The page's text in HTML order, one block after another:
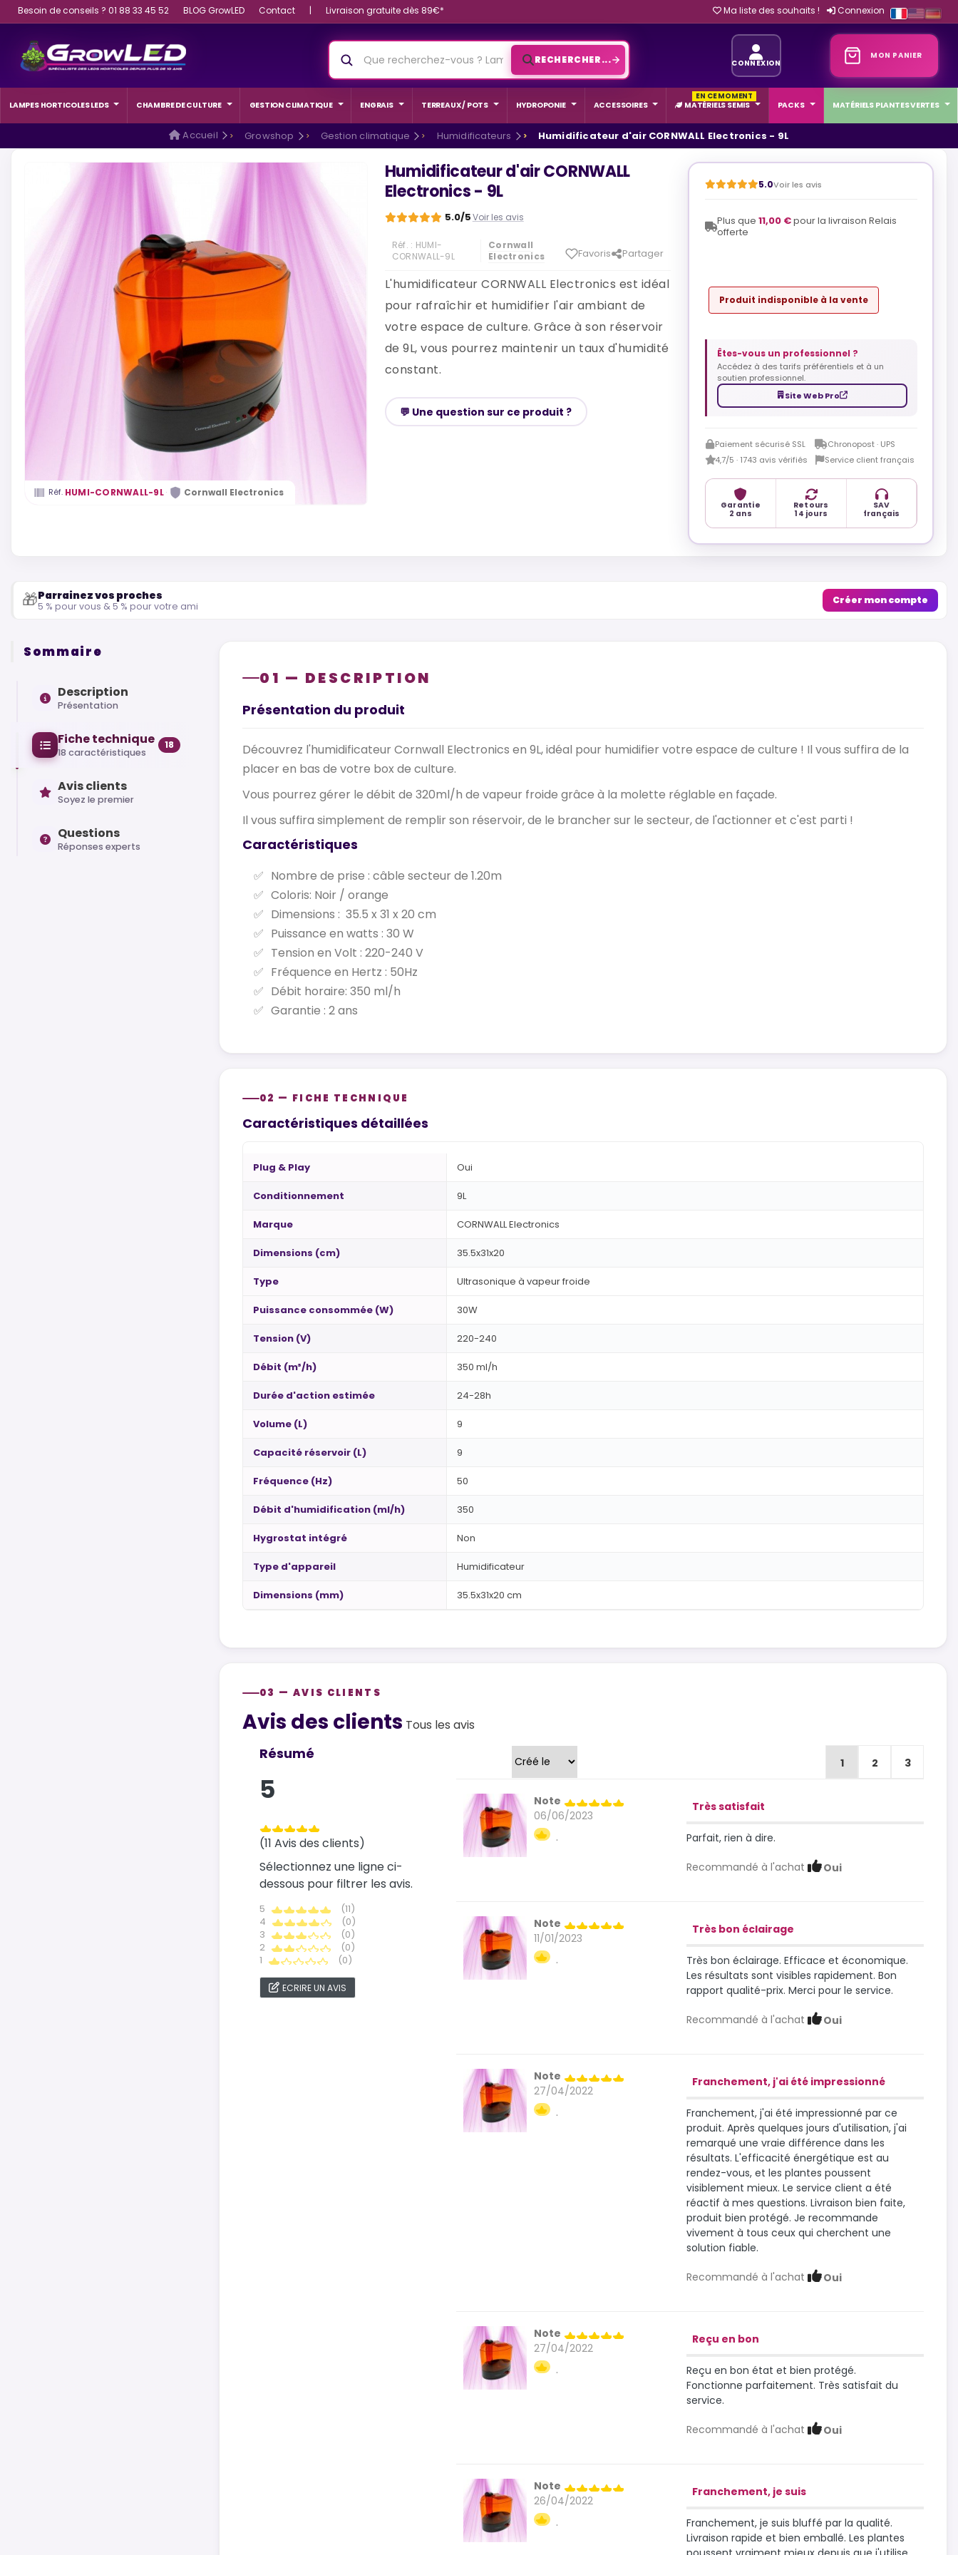
Besoin de conseils ? 01 88 33 45 52 BLOG GrowLED Contact | Livraison gratuite dès 89€* Connexion
Ma liste des souhaits !
MON PANIER
RECHERCHER... CONNEXION
LAMPES HORTICOLES LEDS CHAMBRE DE CULTURE GESTION CLIMATIQUE ENGRAIS TERREAUX / POTS HYDROPONIE ACCESSOIRES MATÉRIELS SEMIS
EN CE MOMENT
PACKS
MATÉRIELS PLANTES VERTES
Accueil Growshop Gestion climatique Humidificateurs Humidificateur d'air CORNWALL Electronics - 9L
Réf. HUMI-CORNWALL-9L· Cornwall Electronics
Humidificateur d'air CORNWALL
Electronics - 9L
5.0/5Voir les avis
Réf. : HUMI-
CORNWALL-9L
Cornwall
Electronics
Favoris Partager
L'humidificateur CORNWALL Electronics est idéal
pour rafraîchir et humidifier l'air ambiant de
votre espace de culture. Grâce à son réservoir
de 9L, vous pourrez maintenir un taux d'humidité
constant.
💬 Une question sur ce produit ?
5.0Voir les avis
Plus que 11,00 €pour la livraison Relais
offerte
Produit indisponible à la vente
Êtes-vous un professionnel ?
Accédez à des tarifs préférentiels et à un
soutien professionnel.
Site Web Pro
Paiement sécurisé SSL
Chronopost · UPS
4,7/5 · 1743 avis vérifiés
Service client français
Garantie
2 ans
Retours
14 jours
SAV
français
🎁Parrainez vos proches
5 % pour vous & 5 % pour votre ami Créer mon compte
Sommaire
Description
Présentation
Fiche technique
18 caractéristiques
18
Avis clients
Soyez le premier
Questions
Réponses experts
01 — DESCRIPTION
Présentation du produit
Découvrez l'humidificateur Cornwall Electronics en 9L, idéal pour humidifier votre espace de culture ! Il vous suffira de la
placer en bas de votre box de culture.
Vous pourrez gérer le débit de 320ml/h de vapeur froide grâce à la molette réglable en façade.
Il vous suffira simplement de remplir son réservoir, de le brancher sur le secteur, de l'actionner et c'est parti !
Caractéristiques
Nombre de prise : câble secteur de 1.20m
Coloris: Noir / orange
Dimensions : 35.5 x 31 x 20 cm
Puissance en watts : 30 W
Tension en Volt : 220-240 V
Fréquence en Hertz : 50Hz
Débit horaire: 350 ml/h
Garantie : 2 ans
02 — FICHE TECHNIQUE
Caractéristiques détaillées
Plug & Play Oui
Conditionnement 9L
Marque CORNWALL Electronics
Dimensions (cm) 35.5x31x20
Type Ultrasonique à vapeur froide
Puissance consommée (W) 30W
Tension (V) 220-240
Débit (m³/h) 350 ml/h
Durée d'action estimée 24-28h
Volume (L) 9
Capacité réservoir (L) 9
Fréquence (Hz) 50
Débit d'humidification (ml/h) 350
Hygrostat intégré Non
Type d'appareil Humidificateur
Dimensions (mm) 35.5x31x20 cm
03 — AVIS CLIENTS
Customer reviews
Avis des clients Tous les avis
Résumé
5
(11 Avis des clients)
Sélectionnez une ligne ci-
dessous pour filtrer les avis.
5
(11)
4
(0)
3
(0)
2
(0)
1
(0)
ECRIRE UN AVIS
1 2 3
Note
06/06/2023
.
Très satisfait
Parfait, rien à dire.
Recommandé à l'achat Oui
Note
11/01/2023
.
Très bon éclairage
Très bon éclairage. Efficace et économique.
Les résultats sont visibles rapidement. Bon
rapport qualité-prix. Merci pour le service.
Recommandé à l'achat Oui
Note
27/04/2022
.
Franchement, j'ai été impressionné
Franchement, j'ai été impressionné par ce
produit. Après quelques jours d'utilisation, j'ai
remarqué une vraie différence dans les
résultats. L'efficacité énergétique est au
rendez-vous, et les plantes poussent
visiblement mieux. Le service client a été
réactif à mes questions. Livraison bien faite,
produit bien protégé. Je recommande
vivement à tous ceux qui cherchent une
solution fiable.
Recommandé à l'achat Oui
Note
27/04/2022
.
Reçu en bon
Reçu en bon état et bien protégé.
Fonctionne parfaitement. Très satisfait du
service.
Recommandé à l'achat Oui
Note
26/04/2022
.
Franchement, je suis
Franchement, je suis bluffé par la qualité.
Livraison rapide et bien emballé. Les plantes